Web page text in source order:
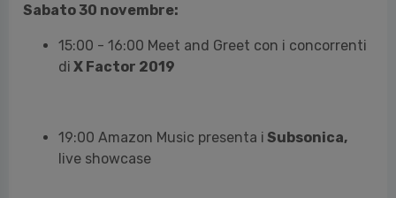
Sabato 30 novembre:
15:00 - 16:00 Meet and Greet con i concorrenti
di X Factor 2019
19:00 Amazon Music presenta i Subsonica,
live showcase